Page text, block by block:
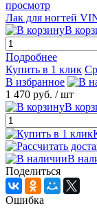
просмотр
Лак для ногтей
В
Подробнее
Купить в 1 клик
В избранное
1 470 руб. / шт
В
В
Поделиться
Ошибка